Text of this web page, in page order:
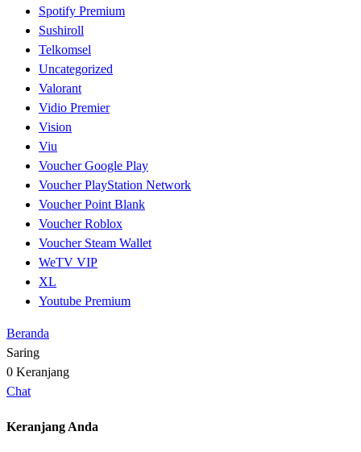
Spotify Premium
Sushiroll
Telkomsel
Uncategorized
Valorant
Vidio Premier
Vision
Viu
Voucher Google Play
Voucher PlayStation Network
Voucher Point Blank
Voucher Roblox
Voucher Steam Wallet
WeTV VIP
XL
Youtube Premium
Beranda
Saring
0 Keranjang
Chat
Keranjang Anda